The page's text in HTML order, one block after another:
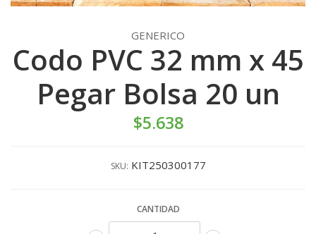
GENERICO
Codo PVC 32 mm x 45
Pegar Bolsa 20 un
$5.638
SKU: KIT250300177
CANTIDAD